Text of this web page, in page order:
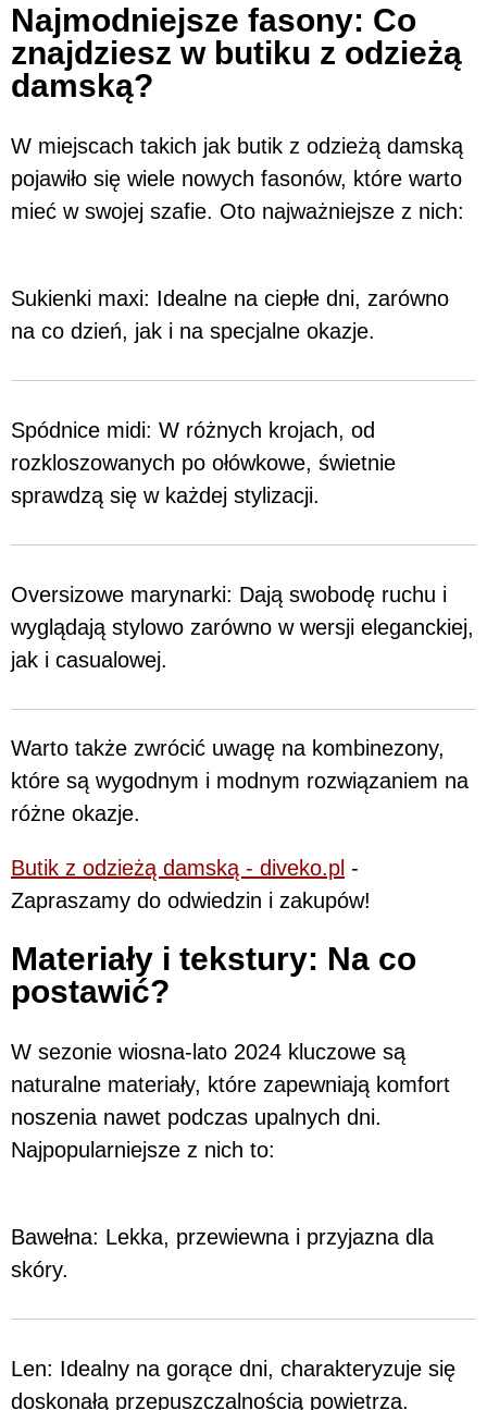
Najmodniejsze fasony: Co
znajdziesz w butiku z odzieżą
damską?
W miejscach takich jak butik z odzieżą damską
pojawiło się wiele nowych fasonów, które warto
mieć w swojej szafie. Oto najważniejsze z nich:
Sukienki maxi: Idealne na ciepłe dni, zarówno
na co dzień, jak i na specjalne okazje.
Spódnice midi: W różnych krojach, od
rozkloszowanych po ołówkowe, świetnie
sprawdzą się w każdej stylizacji.
Oversizowe marynarki: Dają swobodę ruchu i
wyglądają stylowo zarówno w wersji eleganckiej,
jak i casualowej.
Warto także zwrócić uwagę na kombinezony,
które są wygodnym i modnym rozwiązaniem na
różne okazje.
Butik z odzieżą damską - diveko.pl -
Zapraszamy do odwiedzin i zakupów!
Materiały i tekstury: Na co
postawić?
W sezonie wiosna-lato 2024 kluczowe są
naturalne materiały, które zapewniają komfort
noszenia nawet podczas upalnych dni.
Najpopularniejsze z nich to:
Bawełna: Lekka, przewiewna i przyjazna dla
skóry.
Len: Idealny na gorące dni, charakteryzuje się
doskonałą przepuszczalnością powietrza.